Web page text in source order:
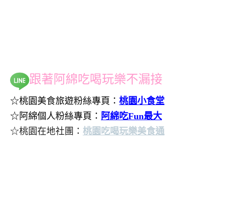
跟著阿綿吃喝玩樂不漏接
☆桃園美食旅遊粉絲專頁： 桃園小食堂
☆阿綿個人粉絲專頁： 阿綿吃Fun最大
☆桃園在地社團： 桃園吃喝玩樂美食通